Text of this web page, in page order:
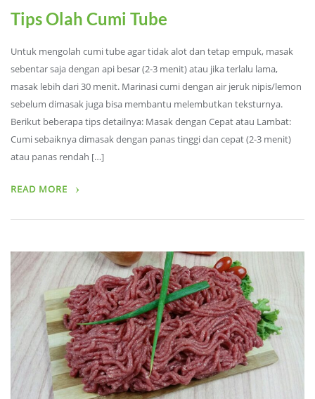
Tips Olah Cumi Tube
Untuk mengolah cumi tube agar tidak alot dan tetap empuk, masak
sebentar saja dengan api besar (2-3 menit) atau jika terlalu lama,
masak lebih dari 30 menit. Marinasi cumi dengan air jeruk nipis/lemon
sebelum dimasak juga bisa membantu melembutkan teksturnya.
Berikut beberapa tips detailnya: Masak dengan Cepat atau Lambat:
Cumi sebaiknya dimasak dengan panas tinggi dan cepat (2-3 menit)
atau panas rendah […]
READ MORE